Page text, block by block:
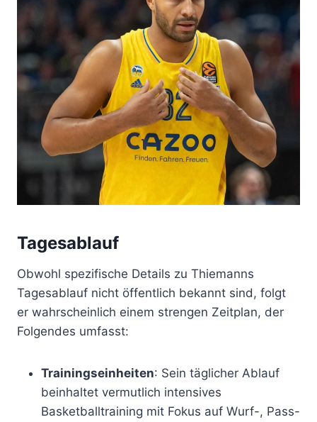
Tagesablauf
Obwohl spezifische Details zu Thiemanns
Tagesablauf nicht öffentlich bekannt sind, folgt
er wahrscheinlich einem strengen Zeitplan, der
Folgendes umfasst:
Trainingseinheiten: Sein täglicher Ablauf
beinhaltet vermutlich intensives
Basketballtraining mit Fokus auf Wurf-, Pass-